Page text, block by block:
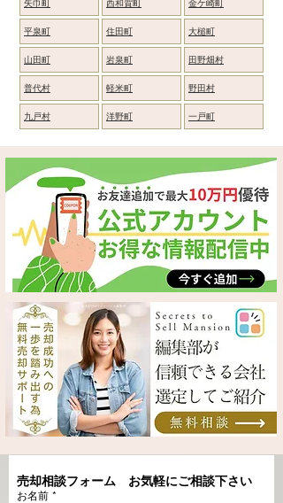
矢巾町
平泉町
山田町
普代村
九戸村
西和賀町
住田町
岩泉町
軽米町
洋野町
金ケ崎町
大槌町
田野畑村
野田村
一戸町
売却相談フォーム　お気軽にご相談下さい
お名前 *